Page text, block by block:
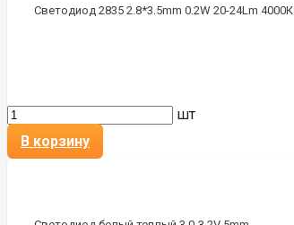
Светодиод 2835 2.8*3.5mm 0.2W 20-24Lm 4000К
шт
В корзину